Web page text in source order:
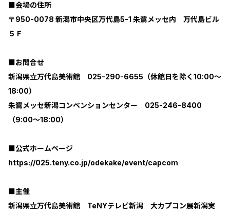
■会場の住所
〒950-0078 新潟市中央区万代島5-1 朱鷺メッセ内 万代島ビル
５Ｆ
■お問合せ
新潟県立万代島美術館 025-290-6655（休館日を除く10:00～
18:00）
朱鷺メッセ新潟コンベンションセンター 025-246-8400
（9:00～18:00）
■公式ホームページ
https://025.teny.co.jp/odekake/event/capcom
■主催
新潟県立万代島美術館 TeNYテレビ新潟 大カプコン展新潟実